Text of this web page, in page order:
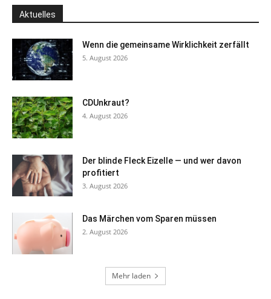
Aktuelles
Wenn die gemeinsame Wirklichkeit zerfällt
5. August 2026
CDUnkraut?
4. August 2026
Der blinde Fleck Eizelle — und wer davon
profitiert
3. August 2026
Das Märchen vom Sparen müssen
2. August 2026
Mehr laden